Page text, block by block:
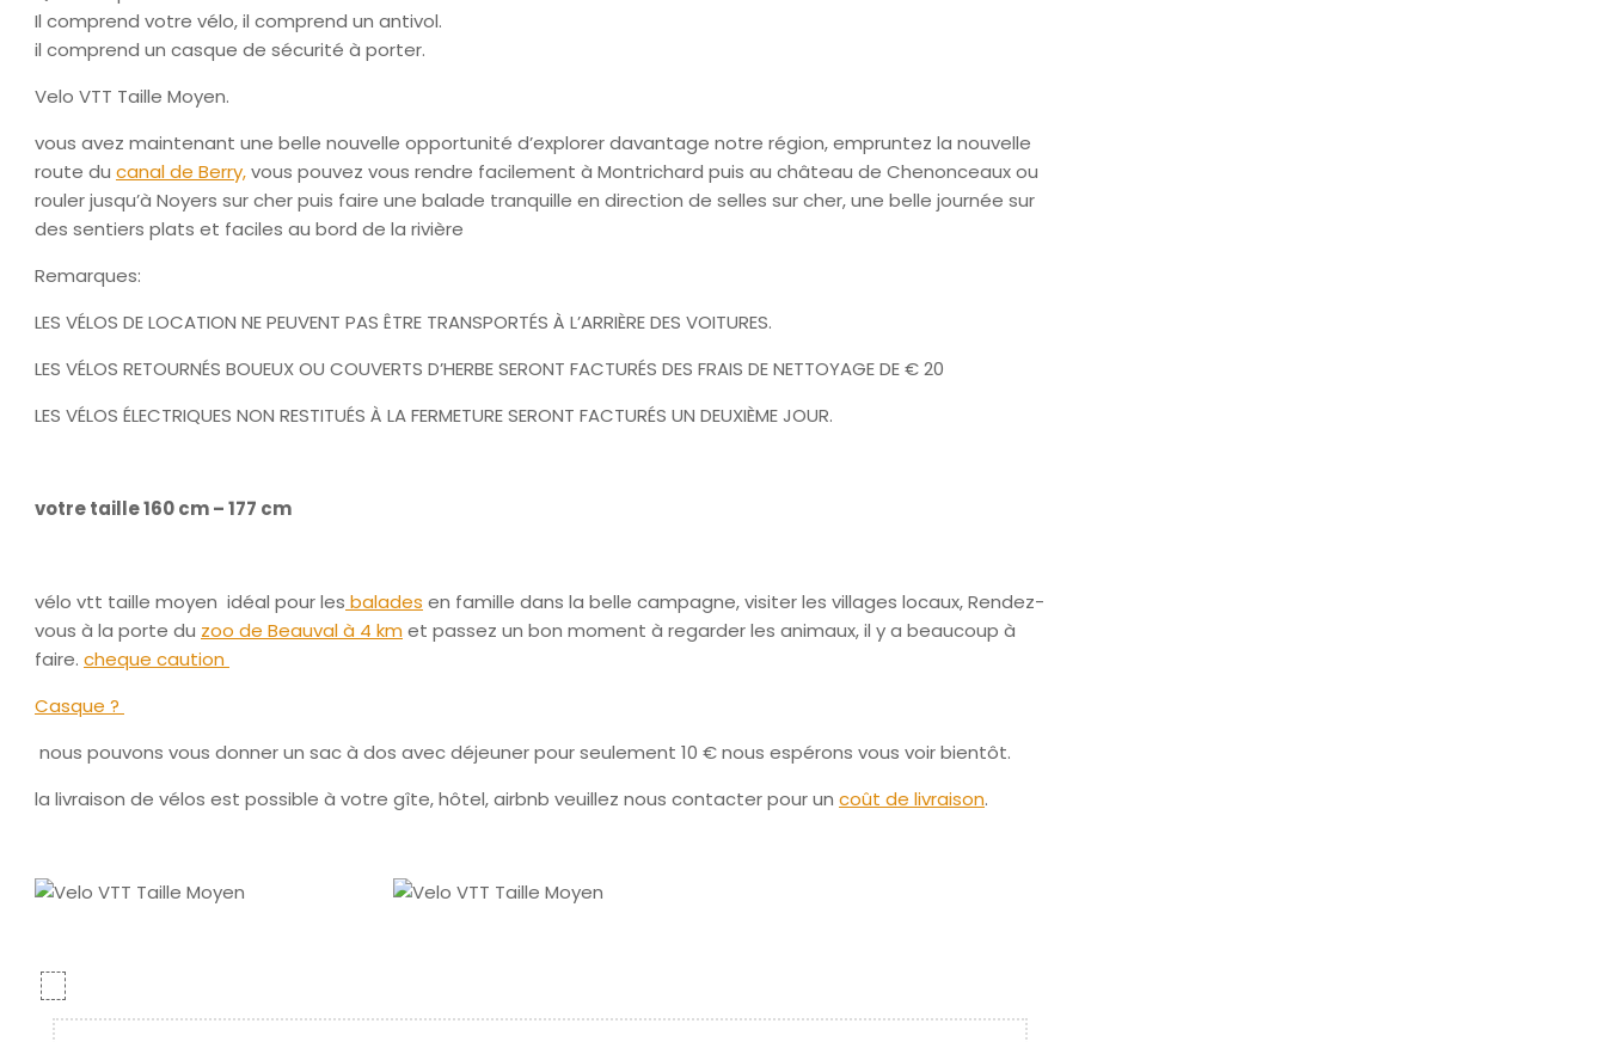
Il comprend votre vélo, il comprend un antivol.
il comprend un casque de sécurité à porter.
Velo VTT Taille Moyen.
vous avez maintenant une belle nouvelle opportunité d’explorer davantage notre région, empruntez la nouvelle
route du canal de Berry,vous pouvez vous rendre facilement à Montrichard puis au château de Chenonceaux ou
rouler jusqu’à Noyers sur cher puis faire une balade tranquille en direction de selles sur cher, une belle journée sur
des sentiers plats et faciles au bord de la rivière
Remarques:
LES VÉLOS DE LOCATION NE PEUVENT PAS ÊTRE TRANSPORTÉS À L’ARRIÈRE DES VOITURES.
LES VÉLOS RETOURNÉS BOUEUX OU COUVERTS D’HERBE SERONT FACTURÉS DES FRAIS DE NETTOYAGE DE € 20
LES VÉLOS ÉLECTRIQUES NON RESTITUÉS À LA FERMETURE SERONT FACTURÉS UN DEUXIÈME JOUR.
votre taille 160 cm – 177 cm
vélo vtt taille moyen idéal pour les balades en famille dans la belle campagne, visiter les villages locaux, Rendez-
vous à la porte du zoo de Beauval à 4 km et passez un bon moment à regarder les animaux, il y a beaucoup à
faire. cheque caution
Casque ?
nous pouvons vous donner un sac à dos avec déjeuner pour seulement 10 € nous espérons vous voir bientôt.
la livraison de vélos est possible à votre gîte, hôtel, airbnb veuillez nous contacter pour un coût de livraison.